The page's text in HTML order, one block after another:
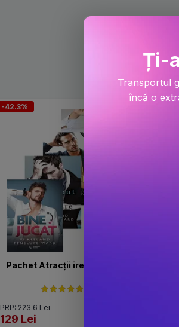
-42.3%
Pachet Atracții irezistibile
PRP: 223.6 Lei
129 Lei
Ți-
Transportul
încă o